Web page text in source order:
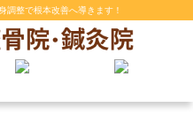
調整で根本改善へ導きます！